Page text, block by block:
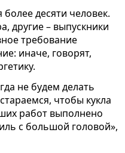
десяти человек.
другие – выпускники
требование
иначе, говорят,
не будем делать
чтобы кукла
работ выполнено
с большой головой»,